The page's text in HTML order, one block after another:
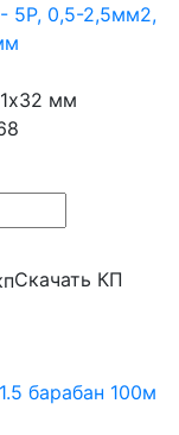
5Р, 0,5-2,5мм2,
мм
Скачать КП